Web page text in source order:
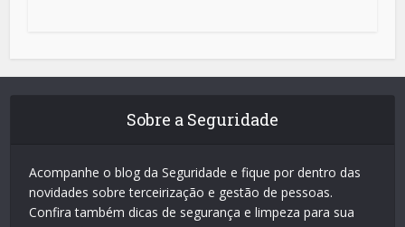
Sobre a Seguridade
Acompanhe o blog da Seguridade e fique por dentro das
novidades sobre terceirização e gestão de pessoas.
Confira também dicas de segurança e limpeza para sua